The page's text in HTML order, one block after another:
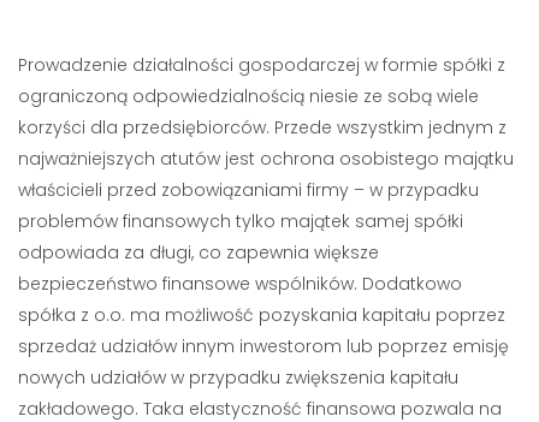
Prowadzenie działalności gospodarczej w formie spółki z
ograniczoną odpowiedzialnością niesie ze sobą wiele
korzyści dla przedsiębiorców. Przede wszystkim jednym z
najważniejszych atutów jest ochrona osobistego majątku
właścicieli przed zobowiązaniami firmy – w przypadku
problemów finansowych tylko majątek samej spółki
odpowiada za długi, co zapewnia większe
bezpieczeństwo finansowe wspólników. Dodatkowo
spółka z o.o. ma możliwość pozyskania kapitału poprzez
sprzedaż udziałów innym inwestorom lub poprzez emisję
nowych udziałów w przypadku zwiększenia kapitału
zakładowego. Taka elastyczność finansowa pozwala na